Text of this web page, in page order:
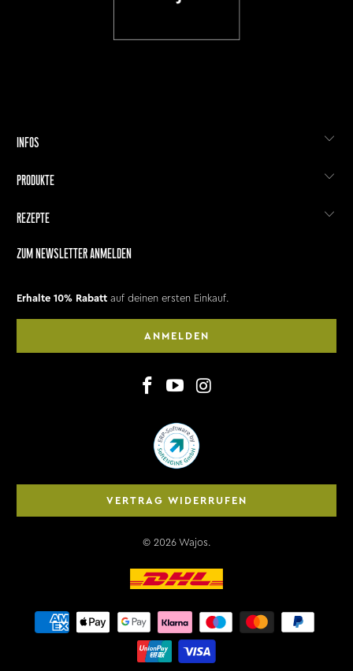
INFOS
PRODUKTE
REZEPTE
ZUM NEWSLETTER ANMELDEN
Erhalte 10% Rabatt auf deinen ersten Einkauf.
ANMELDEN
VERTRAG WIDERRUFEN
© 2026 Wajos.